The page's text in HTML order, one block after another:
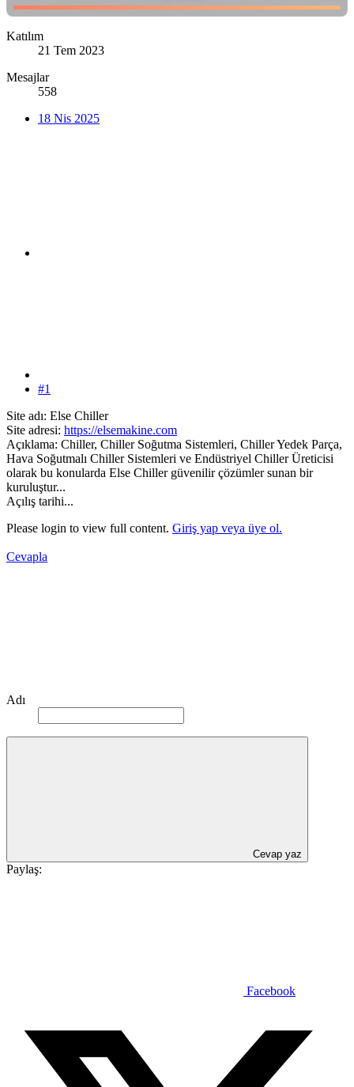
Katılım
21 Tem 2023
Mesajlar
558
18 Nis 2025
#1
Site adı: Else Chiller
Site adresi: https://elsemakine.com
Açıklama: Chiller, Chiller Soğutma Sistemleri, Chiller Yedek Parça,
Hava Soğutmalı Chiller Sistemleri ve Endüstriyel Chiller Üreticisi
olarak bu konularda Else Chiller güvenilir çözümler sunan bir
kuruluştur...
Açılış tarihi...
Please login to view full content. Giriş yap veya üye ol.
Cevapla
Adı
Cevap yaz
Paylaş:
Facebook